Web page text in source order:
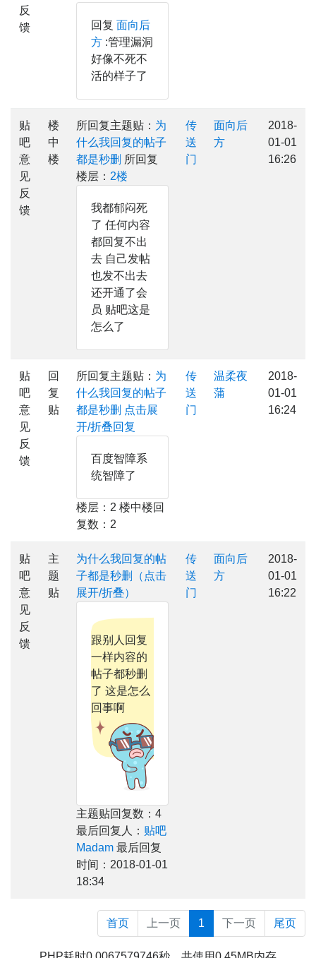
反
馈
回复 面向后
方 :管理漏洞
好像不死不
活的样子了
贴
吧
意
见
反
馈
楼
中
楼
所回复主题贴： 为
什么我回复的帖子
都是秒删 所回复
楼层： 2楼
我都郁闷死
了 任何内容
都回复不出
去 自己发帖
也发不出去
还开通了会
员 贴吧这是
怎么了
传
送
门
面向后
方
2018-
01-01
16:26
贴
吧
意
见
反
馈
回
复
贴
所回复主题贴： 为
什么我回复的帖子
都是秒删 点击展
开/折叠回复
百度智障系
统智障了
楼层：2 楼中楼回
复数：2
传
送
门
温柔夜
蒲
2018-
01-01
16:24
贴
吧
意
见
反
馈
主
题
贴
为什么我回复的帖
子都是秒删（点击
展开/折叠）
跟别人回复
一样内容的
帖子都秒删
了 这是怎么
回事啊
主题贴回复数：4
最后回复人： 贴吧
Madam 最后回复
时间：2018-01-01
18:34
传
送
门
面向后
方
2018-
01-01
16:22
首页 上一页 1 下一页 尾页